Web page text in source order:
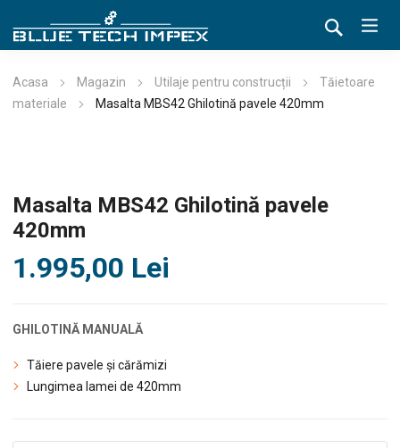
Acasa Magazin Utilaje pentru construcții
Tăietoare
materiale
Masalta MBS42 Ghilotină pavele 420mm
Masalta MBS42 Ghilotină pavele
420mm
1.995,00 Lei
GHILOTINĂ MANUALĂ
Tăiere pavele și cărămizi
Lungimea lamei de 420mm